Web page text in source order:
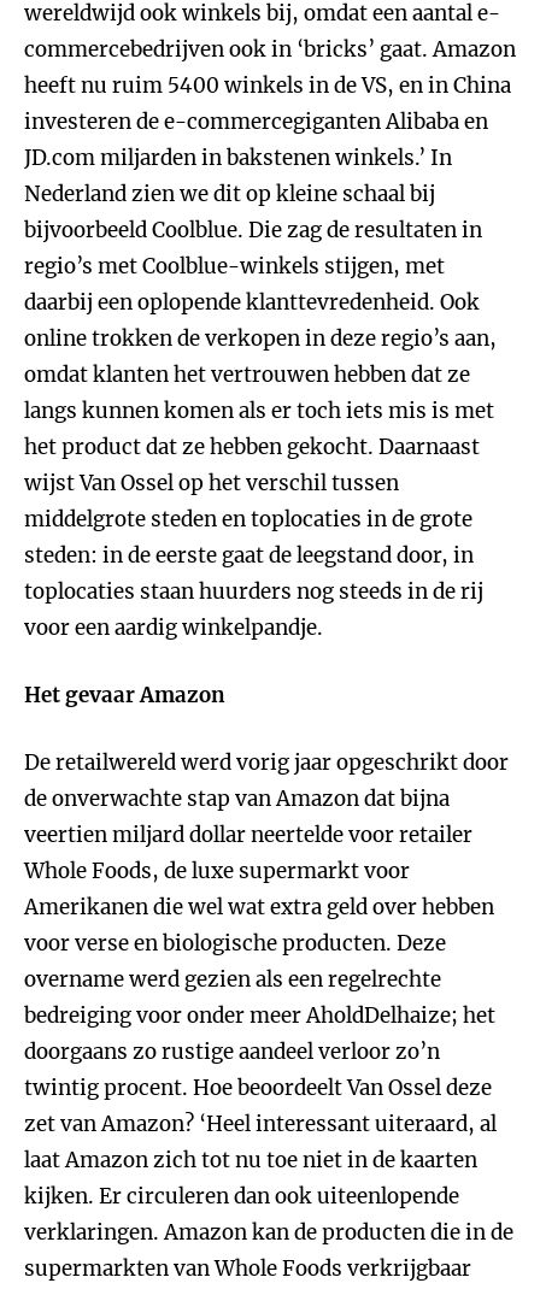
wereldwijd ook winkels bij, omdat een aantal e-
commercebedrijven ook in ‘bricks’ gaat. Amazon
heeft nu ruim 5400 winkels in de VS, en in China
investeren de e-commercegiganten Alibaba en
JD.com miljarden in bakstenen winkels.’ In
Nederland zien we dit op kleine schaal bij
bijvoorbeeld Coolblue. Die zag de resultaten in
regio’s met Coolblue-winkels stijgen, met
daarbij een oplopende klanttevredenheid. Ook
online trokken de verkopen in deze regio’s aan,
omdat klanten het vertrouwen hebben dat ze
langs kunnen komen als er toch iets mis is met
het product dat ze hebben gekocht. Daarnaast
wijst Van Ossel op het verschil tussen
middelgrote steden en toplocaties in de grote
steden: in de eerste gaat de leegstand door, in
toplocaties staan huurders nog steeds in de rij
voor een aardig winkelpandje.
Het gevaar Amazon
De retailwereld werd vorig jaar opgeschrikt door
de onverwachte stap van Amazon dat bijna
veertien miljard dollar neertelde voor retailer
Whole Foods, de luxe supermarkt voor
Amerikanen die wel wat extra geld over hebben
voor verse en biologische producten. Deze
overname werd gezien als een regelrechte
bedreiging voor onder meer AholdDelhaize; het
doorgaans zo rustige aandeel verloor zo’n
twintig procent. Hoe beoordeelt Van Ossel deze
zet van Amazon? ‘Heel interessant uiteraard, al
laat Amazon zich tot nu toe niet in de kaarten
kijken. Er circuleren dan ook uiteenlopende
verklaringen. Amazon kan de producten die in de
supermarkten van Whole Foods verkrijgbaar